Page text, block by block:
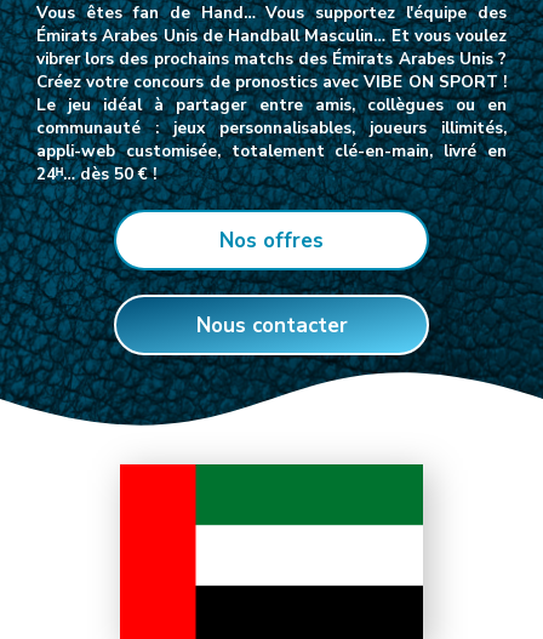
Vous êtes fan de Hand… Vous supportez l'équipe des
Émirats Arabes Unis de Handball Masculin… Et vous voulez
vibrer lors des prochains matchs des Émirats Arabes Unis ?
Créez votre concours de pronostics avec VIBE ON SPORT !
Le jeu idéal à partager entre amis, collègues ou en
communauté : jeux personnalisables, joueurs illimités,
appli-web customisée, totalement clé-en-main, livré en
24ᴴ… dès 50 € !
Nos offres
Nous contacter